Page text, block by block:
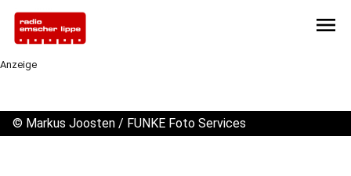
menu
Anzeige
© Markus Joosten / FUNKE Foto Services